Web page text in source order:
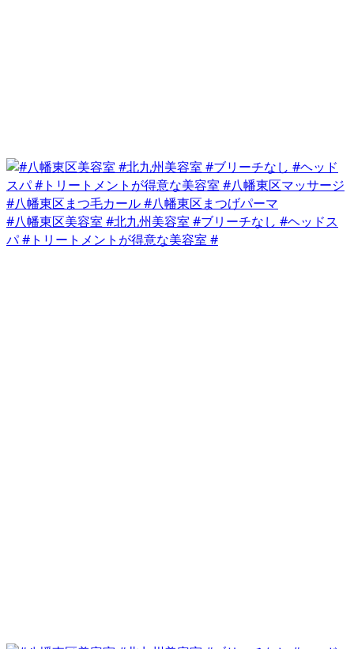
#八幡東区美容室 #北九州美容室 #ブリーチなし #ヘッドス
パ #トリートメントが得意な美容室 #